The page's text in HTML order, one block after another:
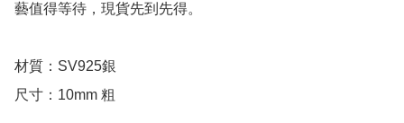
藝值得等待，現貨先到先得。
材質：SV925銀
尺寸：10mm 粗